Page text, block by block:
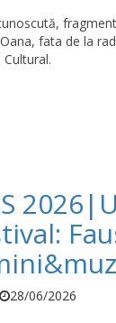
fata de la
28/06/2026